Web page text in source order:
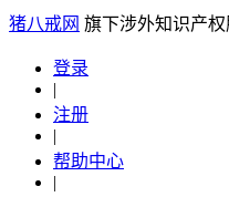
猪八戒网 旗下涉外知识产
登录
|
注册
|
帮助中心
|